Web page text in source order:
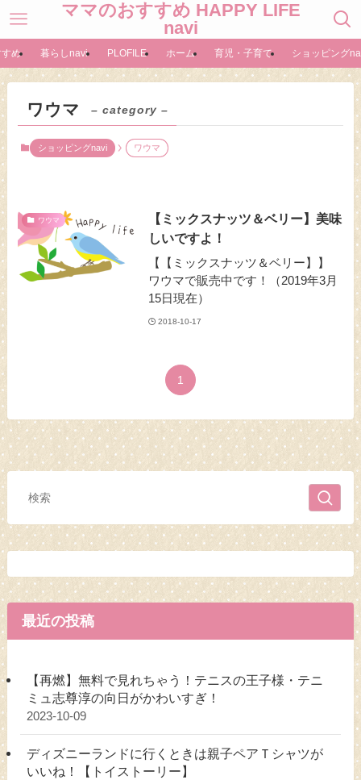
ママのおすすめ HAPPY LIFE
navi
め 暮らしnavi PLOFILE ホーム 育児・子育て ショッピング
ワウマ – category –
ショッピングnavi ワウマ
ワウマ
【ミックスナッツ＆ベリー】美味
しいですよ！
【【ミックスナッツ＆ベリー】】
ワウマで販売中です！（2019年3月
15日現在）
2018-10-17
1
最近の投稿
【再燃】無料で見れちゃう！テニスの王子様・テニ
ミュ志尊淳の向日がかわいすぎ！
2023-10-09
ディズニーランドに行くときは親子ペアＴシャツが
いいね！【トイストーリー】